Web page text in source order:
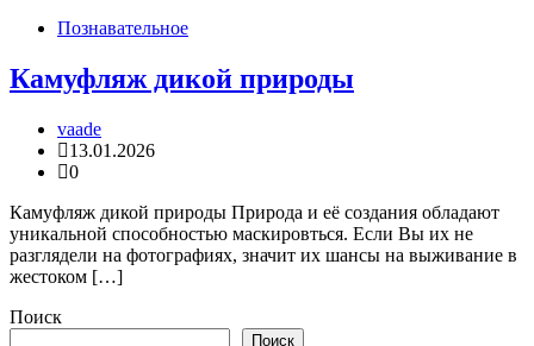
Познавательное
Камуфляж дикой природы
vaade
13.01.2026
0
Камуфляж дикой природы Природа и её создания обладают
уникальной способностью маскировться. Если Вы их не
разглядели на фотографиях, значит их шансы на выживание в
жестоком […]
Поиск
Поиск